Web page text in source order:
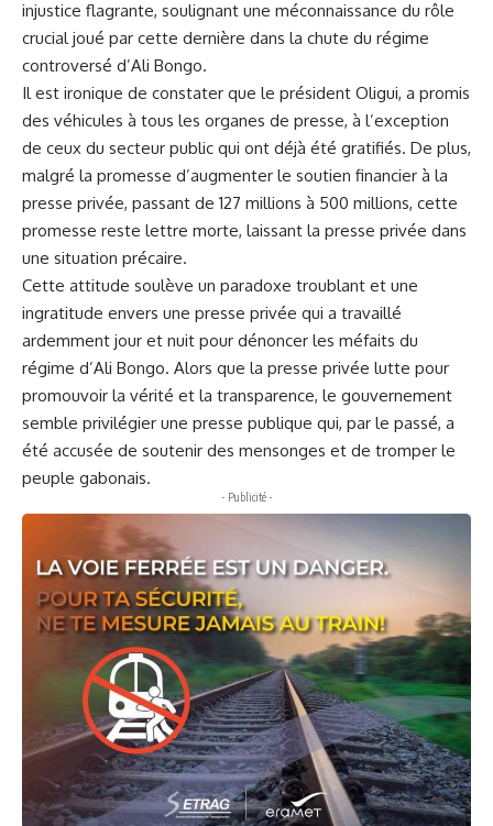
injustice flagrante, soulignant une méconnaissance du rôle
crucial joué par cette dernière dans la chute du régime
controversé d’Ali Bongo.
Il est ironique de constater que le président Oligui, a promis
des véhicules à tous les organes de presse, à l’exception
de ceux du secteur public qui ont déjà été gratifiés. De plus,
malgré la promesse d’augmenter le soutien financier à la
presse privée, passant de 127 millions à 500 millions, cette
promesse reste lettre morte, laissant la presse privée dans
une situation précaire.
Cette attitude soulève un paradoxe troublant et une
ingratitude envers une presse privée qui a travaillé
ardemment jour et nuit pour dénoncer les méfaits du
régime d’Ali Bongo. Alors que la presse privée lutte pour
promouvoir la vérité et la transparence, le gouvernement
semble privilégier une presse publique qui, par le passé, a
été accusée de soutenir des mensonges et de tromper le
peuple gabonais.
- Publicité -